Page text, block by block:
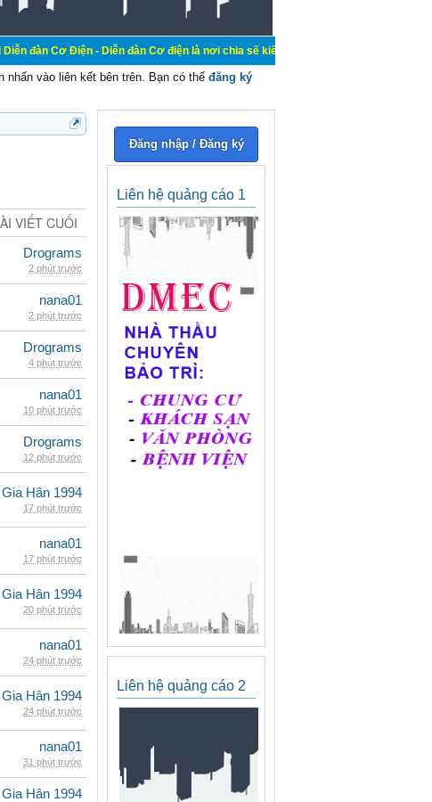
Điện - Diễn đàn Cơ điện là nơi chia sẽ kiến thức kinh nghiệm trong lãnh vực cơ
nhấn vào liên kết bên trên. Bạn có thể đăng ký
VIẾT CUỐI
Drograms
2 phút trước
nana01
2 phút trước
Drograms
4 phút trước
nana01
10 phút trước
Drograms
12 phút trước
Gia Hân 1994
17 phút trước
nana01
17 phút trước
Gia Hân 1994
20 phút trước
nana01
24 phút trước
Gia Hân 1994
24 phút trước
nana01
31 phút trước
Gia Hân 1994
Đăng nhập / Đăng ký
Liên hệ quảng cáo 1
Liên hệ quảng cáo 2